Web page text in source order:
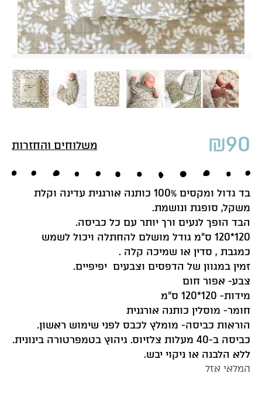
₪90 משלוחים והחזרות
בד גדול ומקסים 100% כותנה אורגנית עדינה וקלת
משקל, סופגת ונושמת.
הבד הופך לנעים ורך יותר עם כל כביסה.
120*120 ס”מ גודל מושלם להחתלה ויכול לשמש
כמגבת , סדין או שמיכה קלה .
זמין במגוון של הדפסים וצבעים יפיפיים.
צבע- אפור חום
מידות- 120*120 ס”מ
חומר- מוסלין כותנה אורגנית
הוראות כביסה- מומלץ לכבס לפני שימוש ראשון.
כביסה ב-40 מעלות צלזיוס. גיהוץ בטמפרטורה בינונית.
ללא הלבנה או ניקוי יבש.
המלאי אזל